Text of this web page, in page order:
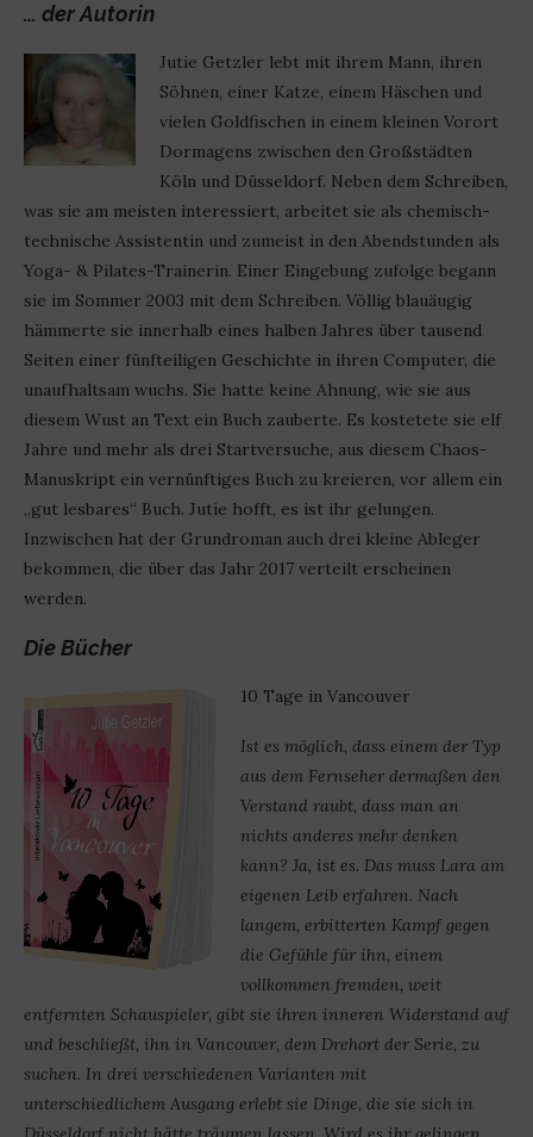
… der Autorin
Jutie Getzler lebt mit ihrem Mann, ihren
Söhnen, einer Katze, einem Häschen und
vielen Goldfischen in einem kleinen Vorort
Dormagens zwischen den Großstädten
Köln und Düsseldorf. Neben dem Schreiben,
was sie am meisten interessiert, arbeitet sie als chemisch-
technische Assistentin und zumeist in den Abendstunden als
Yoga- & Pilates-Trainerin. Einer Eingebung zufolge begann
sie im Sommer 2003 mit dem Schreiben. Völlig blauäugig
hämmerte sie innerhalb eines halben Jahres über tausend
Seiten einer fünfteiligen Geschichte in ihren Computer, die
unaufhaltsam wuchs. Sie hatte keine Ahnung, wie sie aus
diesem Wust an Text ein Buch zauberte. Es kostetete sie elf
Jahre und mehr als drei Startversuche, aus diesem Chaos-
Manuskript ein vernünftiges Buch zu kreieren, vor allem ein
„gut lesbares“ Buch. Jutie hofft, es ist ihr gelungen.
Inzwischen hat der Grundroman auch drei kleine Ableger
bekommen, die über das Jahr 2017 verteilt erscheinen
werden.
Die Bücher
10 Tage in Vancouver
Ist es möglich, dass einem der Typ
aus dem Fernseher dermaßen den
Verstand raubt, dass man an
nichts anderes mehr denken
kann? Ja, ist es. Das muss Lara am
eigenen Leib erfahren. Nach
langem, erbitterten Kampf gegen
die Gefühle für ihn, einem
vollkommen fremden, weit
entfernten Schauspieler, gibt sie ihren inneren Widerstand auf
und beschließt, ihn in Vancouver, dem Drehort der Serie, zu
suchen. In drei verschiedenen Varianten mit
unterschiedlichem Ausgang erlebt sie Dinge, die sie sich in